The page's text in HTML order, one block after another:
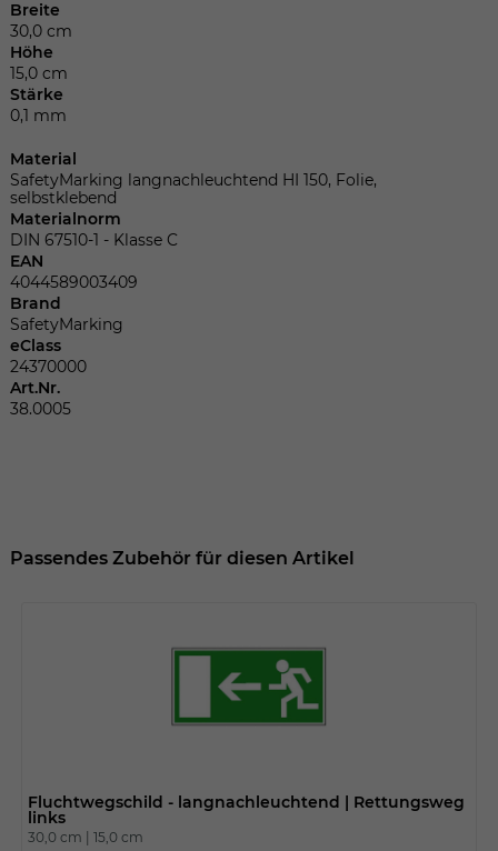
Breite
30,0 cm
Höhe
15,0 cm
Stärke
0,1 mm
Material
SafetyMarking langnachleuchtend HI 150, Folie,
selbstklebend
Materialnorm
DIN 67510-1 - Klasse C
EAN
4044589003409
Brand
SafetyMarking
eClass
24370000
Art.Nr.
38.0005
Passendes Zubehör für diesen Artikel
Fluchtwegschild - langnachleuchtend | Rettungsweg
links
30,0 cm | 15,0 cm
Zweck
Name
Anbieter TYPO3
Laufzeit
Zweck